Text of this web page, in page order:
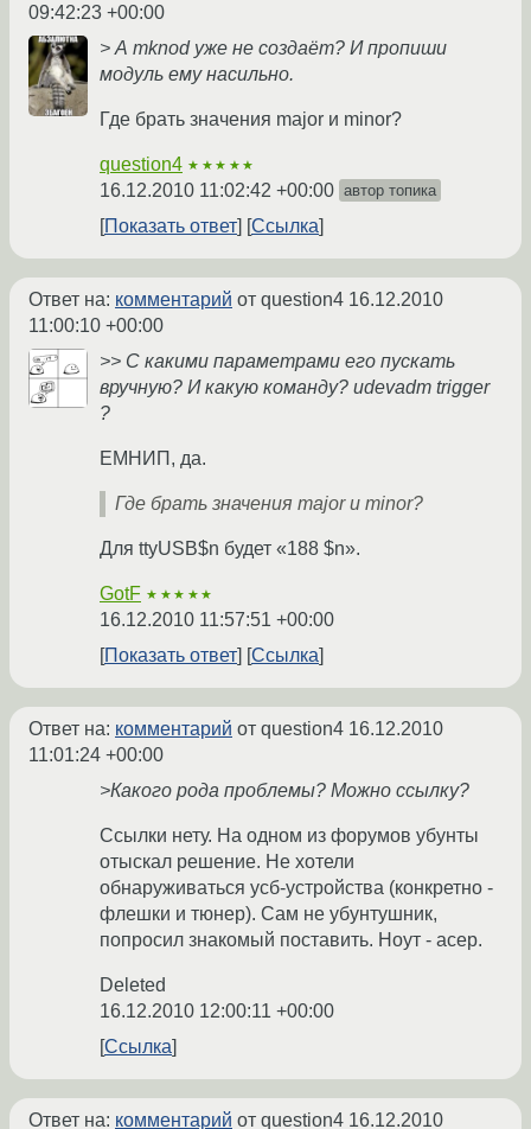
09:42:23 +00:00
> А mknod уже не создаёт? И пропиши
модуль ему насильно.
Где брать значения major и minor?
question4 ★★★★★
16.12.2010 11:02:42 +00:00 автор топика
Показать ответ Ссылка
Ответ на: комментарий от question4 16.12.2010
11:00:10 +00:00
>> С какими параметрами его пускать
вручную? И какую команду? udevadm trigger
?
ЕМНИП, да.
Где брать значения major и minor?
Для ttyUSB$n будет «188 $n».
GotF ★★★★★
16.12.2010 11:57:51 +00:00
Показать ответ
Ссылка
Ответ на: комментарий от question4 16.12.2010
11:01:24 +00:00
>Какого рода проблемы? Можно ссылку?
Ссылки нету. На одном из форумов убунты
отыскал решение. Не хотели
обнаруживаться усб-устройства (конкретно -
флешки и тюнер). Сам не убунтушник,
попросил знакомый поставить. Ноут - асер.
Deleted
16.12.2010 12:00:11 +00:00
Ссылка
Ответ на: комментарий от question4 16.12.2010